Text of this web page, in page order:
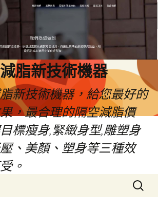
脂新技術機器
新技術機器，給您最好的
，最合理的隔空減脂價
標瘦身,緊緻身型,雕塑身
、美顏、塑身等三種效
。
搜
尋